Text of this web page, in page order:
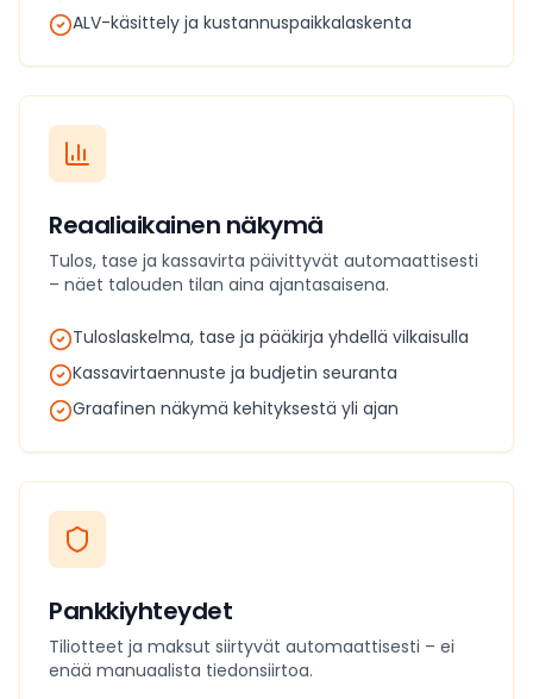
ALV-käsittely ja kustannuspaikkalaskenta
Reaaliaikainen näkymä
Tulos, tase ja kassavirta päivittyvät automaattisesti
– näet talouden tilan aina ajantasaisena.
Tuloslaskelma, tase ja pääkirja yhdellä vilkaisulla
Kassavirtaennuste ja budjetin seuranta
Graafinen näkymä kehityksestä yli ajan
Pankkiyhteydet
Tiliotteet ja maksut siirtyvät automaattisesti – ei
enää manuaalista tiedonsiirtoa.